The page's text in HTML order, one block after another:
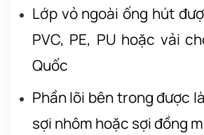
Lớp vỏ ngoài ống hút
PVC, PE, PU hoặc vải
Quốc
Phần lõi bên trong được
sợi nhôm hoặc sợi đồng